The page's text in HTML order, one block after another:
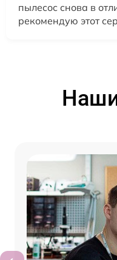
пылесос снова в
рекомендую этот